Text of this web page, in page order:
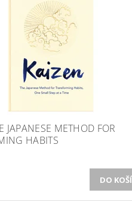
JAPANESE METHOD FOR
HABITS